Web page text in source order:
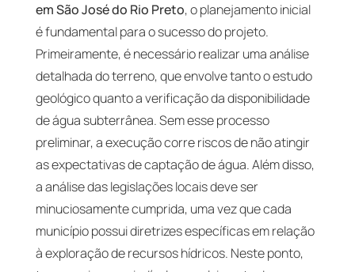
em São José do Rio Preto, o planejamento inicial
é fundamental para o sucesso do projeto.
Primeiramente, é necessário realizar uma análise
detalhada do terreno, que envolve tanto o estudo
geológico quanto a verificação da disponibilidade
de água subterrânea. Sem esse processo
preliminar, a execução corre riscos de não atingir
as expectativas de captação de água. Além disso,
a análise das legislações locais deve ser
minuciosamente cumprida, uma vez que cada
município possui diretrizes específicas em relação
à exploração de recursos hídricos. Neste ponto,